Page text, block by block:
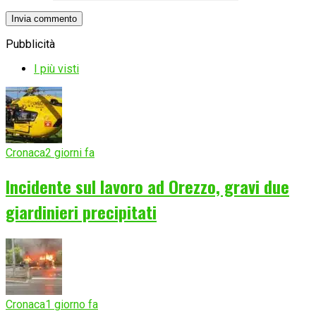
Pubblicità
I più visti
Cronaca2 giorni fa
Incidente sul lavoro ad Orezzo, gravi due
giardinieri precipitati
Cronaca1 giorno fa